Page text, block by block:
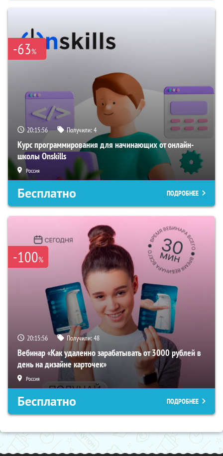
-63%
20:15:56 Получили:4
Курс программирования для начинающих от онлайн-
школы Onskills
Россия
Бесплатно ПОДРОБНЕЕ
-100%
20:15:56 Получили:48
Вебинар «Как удаленно зарабатывать от 3000 рублей в
день на дизайне карточек»
Россия
Бесплатно ПОДРОБНЕЕ